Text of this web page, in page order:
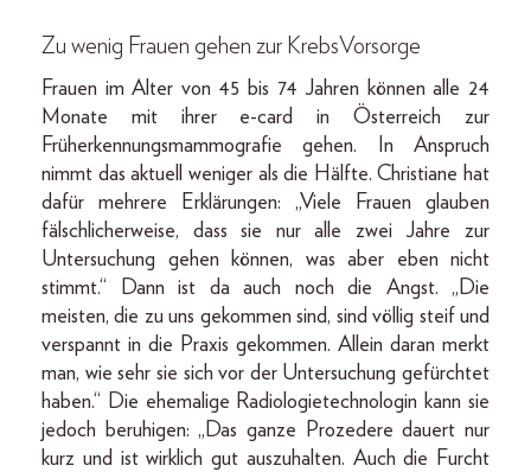
Zu wenig Frauen gehen zur KrebsVorsorge
Frauen im Alter von 45 bis 74 Jahren können alle 24
Monate mit ihrer e-card in Österreich zur
Früherkennungsmammografie gehen. In Anspruch
nimmt das aktuell weniger als die Hälfte. Christiane hat
dafür mehrere Erklärungen: „Viele Frauen glauben
fälschlicherweise, dass sie nur alle zwei Jahre zur
Untersuchung gehen können, was aber eben nicht
stimmt.“ Dann ist da auch noch die Angst. „Die
meisten, die zu uns gekommen sind, sind völlig steif und
verspannt in die Praxis gekommen. Allein daran merkt
man, wie sehr sie sich vor der Untersuchung gefürchtet
haben.“ Die ehemalige Radiologietechnologin kann sie
jedoch beruhigen: „Das ganze Prozedere dauert nur
kurz und ist wirklich gut auszuhalten. Auch die Furcht